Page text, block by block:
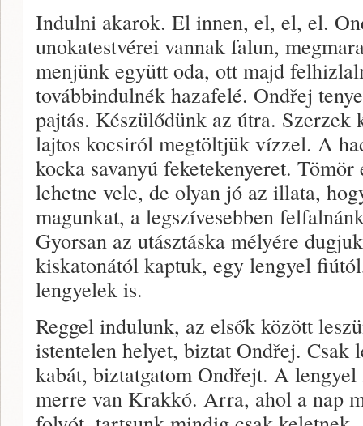
Indulni akarok. El innen, el, el, el.
unokatestvérei vannak falun,
menjünk együtt oda, ott majd
továbbindulnék hazafelé. Ondřej
pajtás. Készülődünk az útra. Szerzek
lajtos kocsiról megtöltjük vízzel. A
kocka savanyú feketekenyeret.
lehetne vele, de olyan jó az illata,
magunkat, a legszívesebben
Gyorsan az utásztáska mélyére
kiskatonától kaptuk, egy lengyel
lengyelek is.
Reggel indulunk, az elsők között
istentelen helyet, biztat Ondřej. Csak
kabát, biztatgatom Ondřejt. A
merre van Krakkó. Arra, ahol a nap